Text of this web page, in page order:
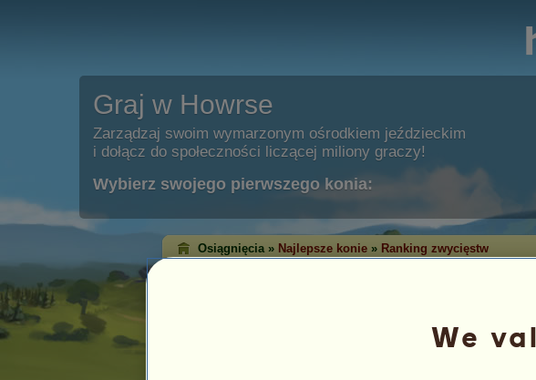
Graj w Howrse
Zarządzaj swoim wymarzonym ośrodkiem jeździeckim
i dołącz do społeczności liczącej miliony graczy!
Wybierz swojego pierwszego konia:
Osiągnięcia » Najlepsze konie » Ranking zwycięstw
Ranking zwycięstw pokazuje konie, który zdobyły najwięcej
We